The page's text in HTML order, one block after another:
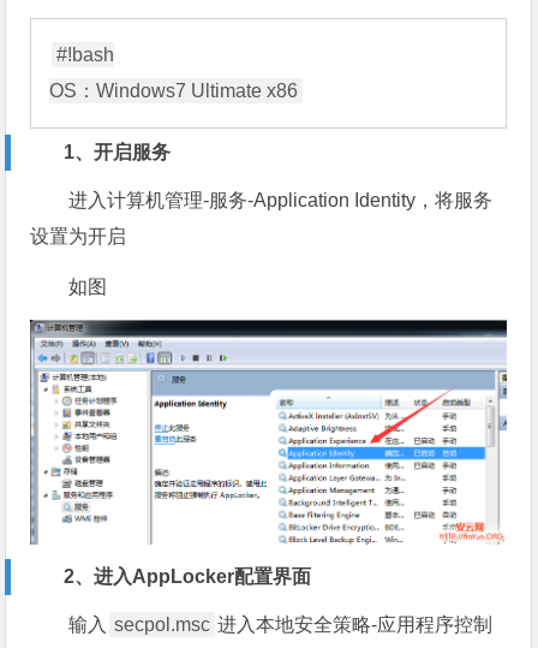
#!bash
1、开启服务
进入计算机管理-服务-Application Identity，将服务
设置为开启
如图
2、进入AppLocker配置界面
输入 secpol.msc 进入本地安全策略-应用程序控制